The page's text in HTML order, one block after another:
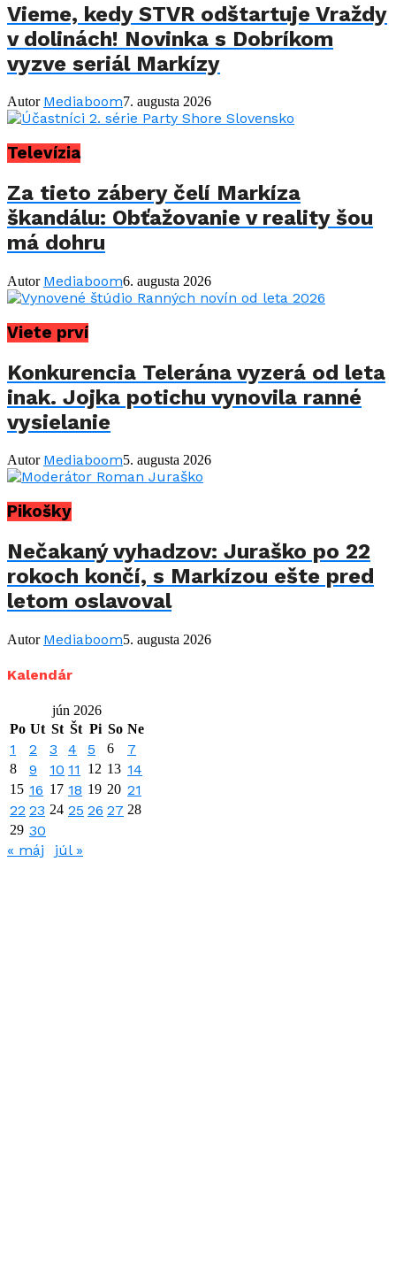
Vieme, kedy STVR odštartuje Vraždy
v dolinách! Novinka s Dobríkom
vyzve seriál Markízy
Autor Mediaboom7. augusta 2026
Televízia
Za tieto zábery čelí Markíza
škandálu: Obťažovanie v reality šou
má dohru
Autor Mediaboom6. augusta 2026
Viete prví
Konkurencia Telerána vyzerá od leta
inak. Jojka potichu vynovila ranné
vysielanie
Autor Mediaboom5. augusta 2026
Pikošky
Nečakaný vyhadzov: Juraško po 22
rokoch končí, s Markízou ešte pred
letom oslavoval
Autor Mediaboom5. augusta 2026
Kalendár
jún 2026
Po Ut St Št Pi So Ne
1 2 3 4 5 6 7
8 9 10 11 12 13 14
15 16 17 18 19 20 21
22 23 24 25 26 27 28
29 30
« máj
júl »